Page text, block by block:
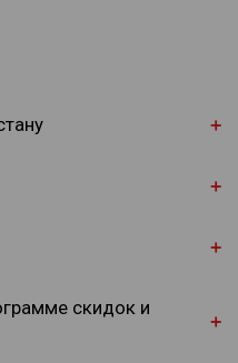
скидок и